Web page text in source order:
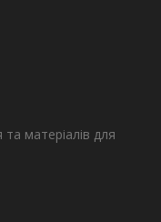
матеріалів для